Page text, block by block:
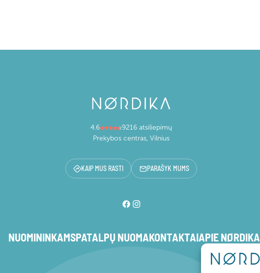
4.6
9216 atsiliepimų
Prekybos centras, Vilnius
KAIP MUS RASTI PARAŠYK MUMS
NUOMININKAMSPATALPŲ NUOMAKONTAKTAIAPIE NØRDIKA